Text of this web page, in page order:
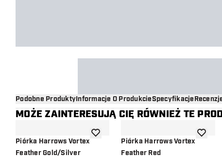
Podobne ProduktyInformacje O ProdukcieSpecyfikacje
MOŻE ZAINTERESUJĄ CIĘ RÓWNIEŻ TE
Piórka Harrows Vortex
Feather Gold/Silver
dodaj do listy życzeń
Piórka Harrows Vortex
Feather Red
dodaj